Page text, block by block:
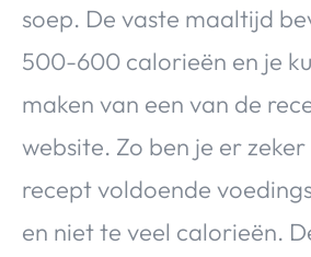
soep. De vaste maaltijd
500-600 calorieën en je
maken van een van de
website. Zo ben je er
recept voldoende
en niet te veel calorieën.